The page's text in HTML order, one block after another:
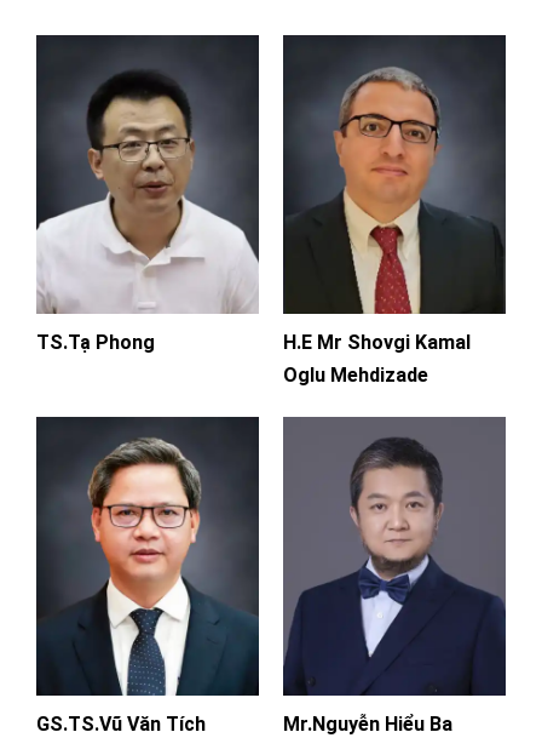
TS.Tạ Phong
H.E Mr Shovgi Kamal
Oglu Mehdizade
GS.TS.Vũ Văn Tích Mr.Nguyễn Hiểu Ba